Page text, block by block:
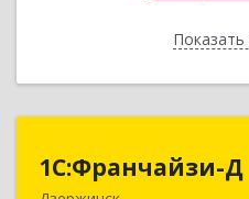
1С:Франчайзи-Д